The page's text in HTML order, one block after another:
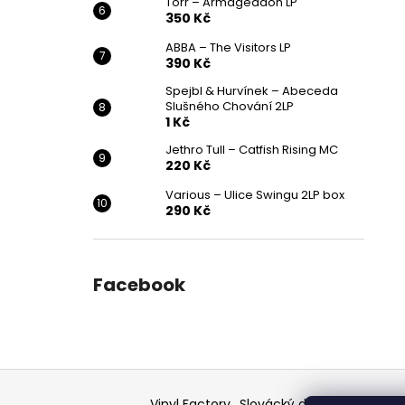
350 Kč
ABBA – The Visitors LP
390 Kč
Spejbl & Hurvínek – Abeceda
Slušného Chování 2LP
1 Kč
Jethro Tull – Catfish Rising MC
220 Kč
Various ‎– Ulice Swingu 2LP box
290 Kč
Facebook
Z